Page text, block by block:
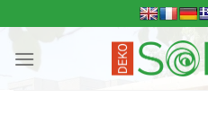
to
content